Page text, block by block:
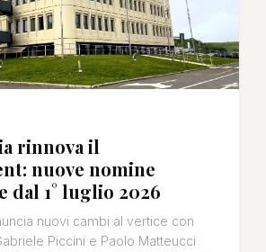
rinnova il
nuove nomine
dal 1° luglio 2026
nuovi cambi al vertice con
Piccini e Paolo Matteucci